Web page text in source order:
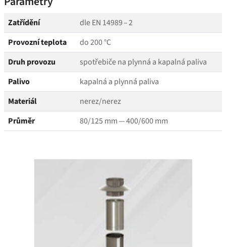
Zatřídění
dle EN 14989 – 2
Provozní teplota
do 200 °C
Druh provozu
spotřebiče na plynná a kapalná paliva
Palivo
kapalná a plynná paliva
Materiál
nerez/​nerez
Průměr
80/125 mm — 400/600 mm